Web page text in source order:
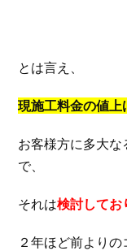
とは言え、
現施工料金の値上
お客様方に多大
で、
それは検討してお
２年ほど前よりの